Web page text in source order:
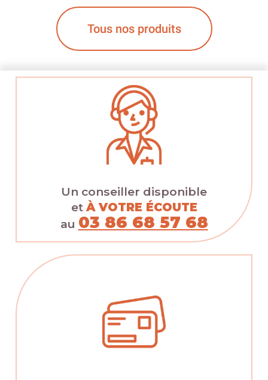
Tous nos produits
Un conseiller disponible
et À VOTRE ÉCOUTE
au 03 86 68 57 68